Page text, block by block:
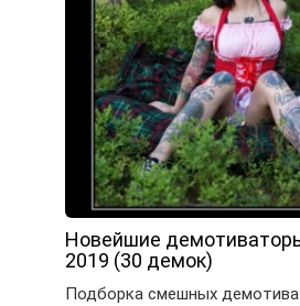
Новейшие
2019 (30 демок)
Подборка смешных